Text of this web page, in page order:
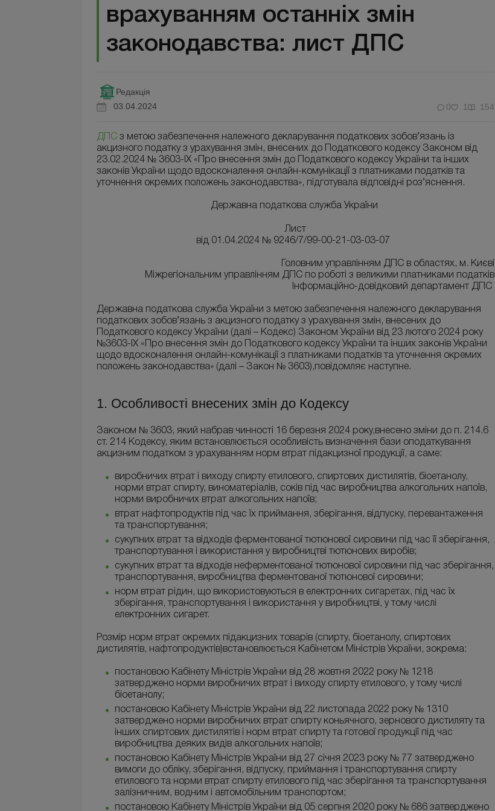
врахуванням останніх змін
законодавства: лист ДПС
Редакція
03.04.2024
0 1 154
ДПС з метою забезпечення належного декларування податкових зобов’язань із
акцизного податку з урахування змін, внесених до Податкового кодексу Законом від
23.02.2024 № 3603-ІХ «Про внесення змін до Податкового кодексу України та інших
законів України щодо вдосконалення онлайн-комунікації з платниками податків та
уточнення окремих положень законодавства», підготувала відповідні роз’яснення.
Державна податкова служба України
Лист
від 01.04.2024 № 9246/7/99-00-21-03-03-07
Головним управлінням ДПС в областях, м. Києві
Міжрегіональним управлінням ДПС по роботі з великими платниками податків
Інформаційно-довідковий департамент ДПС
Державна податкова служба України з метою забезпечення належного декларування
податкових зобов’язань з акцизного податку з урахування змін, внесених до
Податкового кодексу України (далі – Кодекс) Законом України від 23 лютого 2024 року
№3603-ІХ «Про внесення змін до Податкового кодексу України та інших законів України
щодо вдосконалення онлайн-комунікації з платниками податків та уточнення окремих
положень законодавства» (далі – Закон № 3603),повідомляє наступне.
1. Особливості внесених змін до Кодексу
Законом № 3603, який набрав чинності 16 березня 2024 року,внесено зміни до п. 214.6
ст. 214 Кодексу, яким встановлюється особливість визначення бази оподаткування
акцизним податком з урахуванням норм втрат підакцизної продукції, а саме:
виробничих втрат і виходу спирту етилового, спиртових дистилятів, біоетанолу,
норми втрат спирту, виноматеріалів, соків під час виробництва алкогольних напоїв,
норми виробничих втрат алкогольних напоїв;
втрат нафтопродуктів під час їх приймання, зберігання, відпуску, перевантаження
та транспортування;
сукупних втрат та відходів ферментованої тютюнової сировини під час її зберігання,
транспортування і використання у виробництві тютюнових виробів;
сукупних втрат та відходів неферментованої тютюнової сировини під час зберігання,
транспортування, виробництва ферментованої тютюнової сировини;
норм втрат рідин, що використовуються в електронних сигаретах, під час їх
зберігання, транспортування і використання у виробництві, у тому числі
електронних сигарет.
Розмір норм втрат окремих підакцизних товарів (спирту, біоетанолу, спиртових
дистилятів, нафтопродуктів)встановлюється Кабінетом Міністрів України, зокрема:
постановою Кабінету Міністрів України від 28 жовтня 2022 року № 1218
затверджено норми виробничих втрат і виходу спирту етилового, у тому числі
біоетанолу;
постановою Кабінету Міністрів України від 22 листопада 2022 року № 1310
затверджено норми виробничих втрат спирту коньячного, зернового дистиляту та
інших спиртових дистилятів і норм втрат спирту та готової продукції під час
виробництва деяких видів алкогольних напоїв;
постановою Кабінету Міністрів України від 27 січня 2023 року № 77 затверджено
вимоги до обліку, зберігання, відпуску, приймання і транспортування спирту
етилового та норми втрат спирту етилового під час зберігання та транспортування
залізничним, водним і автомобільним транспортом;
постановою Кабінету Міністрів України від 05 серпня 2020 року № 686 затверджено